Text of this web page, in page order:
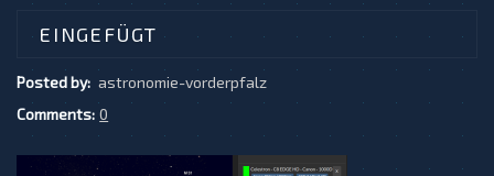
EINGEFÜGT
Posted by: astronomie-vorderpfalz
Comments: 0